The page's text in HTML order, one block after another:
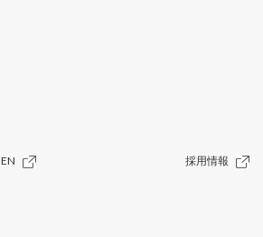
採用情報